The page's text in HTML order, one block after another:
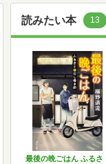
読みたい本 13
最後の晩ごはん ふるさ